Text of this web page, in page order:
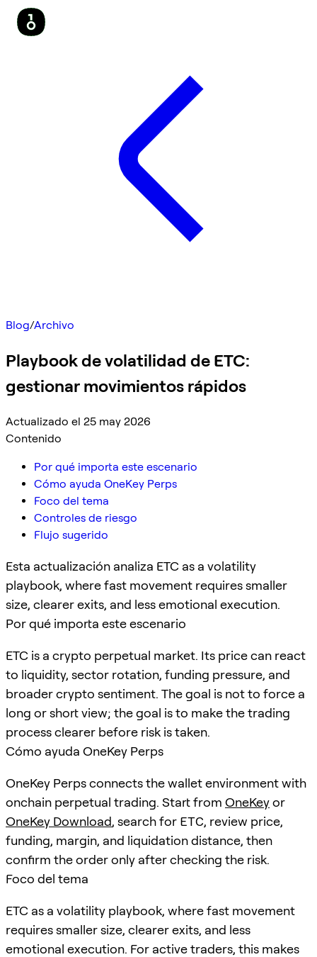
Blog/Archivo
Playbook de volatilidad de ETC:
gestionar movimientos rápidos
Actualizado el 25 may 2026
Contenido
Por qué importa este escenario
Cómo ayuda OneKey Perps
Foco del tema
Controles de riesgo
Flujo sugerido
Esta actualización analiza ETC as a volatility
playbook, where fast movement requires smaller
size, clearer exits, and less emotional execution.
Por qué importa este escenario
ETC is a crypto perpetual market. Its price can react
to liquidity, sector rotation, funding pressure, and
broader crypto sentiment. The goal is not to force a
long or short view; the goal is to make the trading
process clearer before risk is taken.
Cómo ayuda OneKey Perps
OneKey Perps connects the wallet environment with
onchain perpetual trading. Start from OneKeyor
OneKey Download, search for ETC, review price,
funding, margin, and liquidation distance, then
confirm the order only after checking the risk.
Foco del tema
ETC as a volatility playbook, where fast movement
requires smaller size, clearer exits, and less
emotional execution. For active traders, this makes